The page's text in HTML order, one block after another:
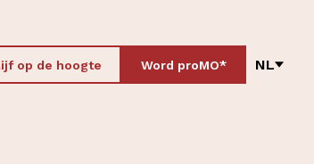
op de hoogte Word proMO* NL